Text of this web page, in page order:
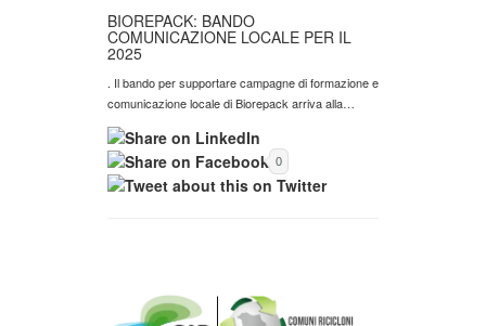
BIOREPACK: BANDO
COMUNICAZIONE LOCALE PER IL
2025
. Il bando per supportare campagne di formazione e
comunicazione locale di Biorepack arriva alla…
0